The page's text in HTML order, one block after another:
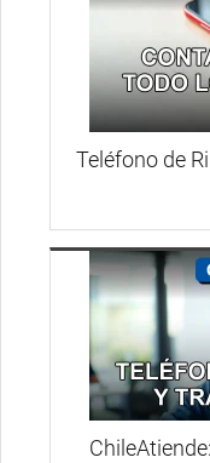
Teléfono de